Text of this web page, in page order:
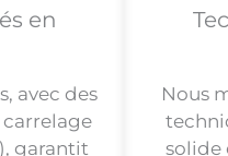
en
avec des
carrelage
garantit
Nous
solide